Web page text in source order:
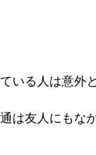
いる人は意外
は友人にもな